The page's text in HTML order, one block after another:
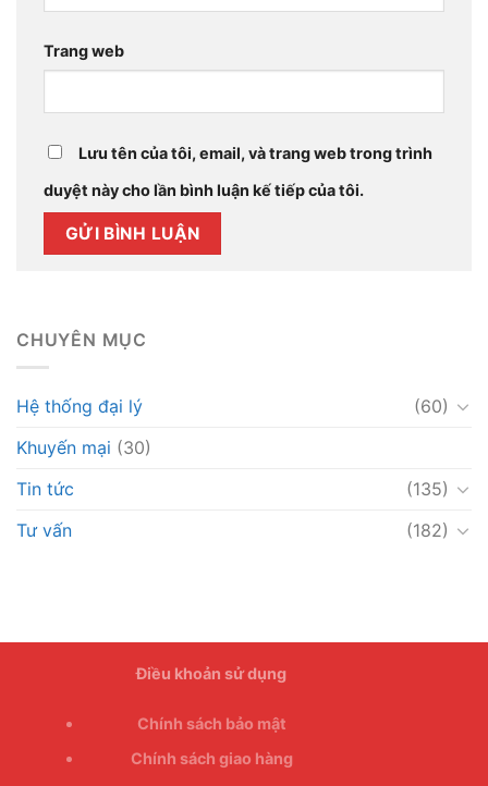
Trang web
Lưu tên của tôi, email, và trang web trong trình
duyệt này cho lần bình luận kế tiếp của tôi.
CHUYÊN MỤC
Hệ thống đại lý
(60)
Khuyến mại (30)
Tin tức
(135)
Tư vấn
(182)
Điều khoản sử dụng
Chính sách bảo mật
Chính sách giao hàng